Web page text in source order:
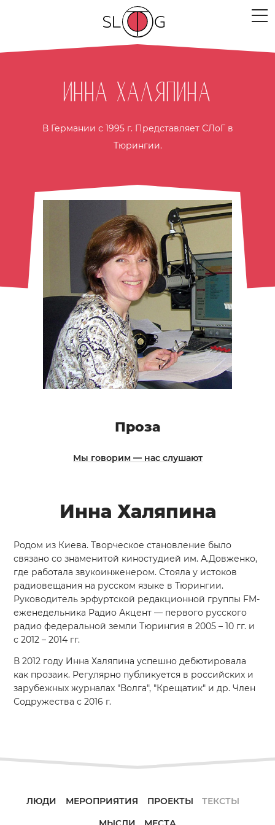
Инна Халяпина
В Германии с 1995 г. Представляет СЛоГ в
Тюрингии.
Проза
Мы говорим — нас слушают
Инна Халяпина
Родом из Киева. Творческое становление было
связано со знаменитой киностудией им. А.Довженко,
где работала звукоинженером. Стояла у истоков
радиовещания на русском языке в Тюрингии.
Руководитель эрфуртской редакционной группы FM-
еженедельника Радио Акцент — первого русского
радио федеральной земли Тюрингия в 2005 – 10 гг. и
с 2012 – 2014 гг.
В 2012 году Инна Халяпина успешно дебютировала
как прозаик. Регулярно публикуется в российских и
зарубежных журналах "Волга", "Крещатик" и др. Член
Содружества с 2016 г.
МЕРОПРИЯТИЯ
ПРОЕКТЫ
ТЕКСТЫ
МЕСТА
ЛЮДИ МЕРОПРИЯТИЯ ПРОЕКТЫ
ТЕКСТЫ